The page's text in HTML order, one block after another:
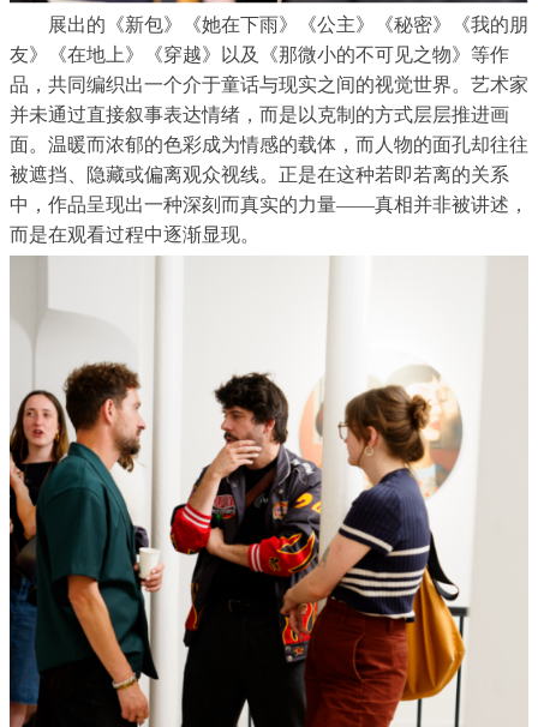
展出的《新包》《她在下雨》《公主》《秘密》《我的朋
友》《在地上》《穿越》以及《那微小的不可见之物》等作
品，共同编织出一个介于童话与现实之间的视觉世界。艺术家
并未通过直接叙事表达情绪，而是以克制的方式层层推进画
面。温暖而浓郁的色彩成为情感的载体，而人物的面孔却往往
被遮挡、隐藏或偏离观众视线。正是在这种若即若离的关系
中，作品呈现出一种深刻而真实的力量——真相并非被讲述，
而是在观看过程中逐渐显现。